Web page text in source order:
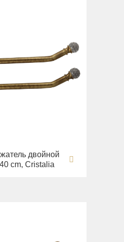
двойной
cm, Cristalia